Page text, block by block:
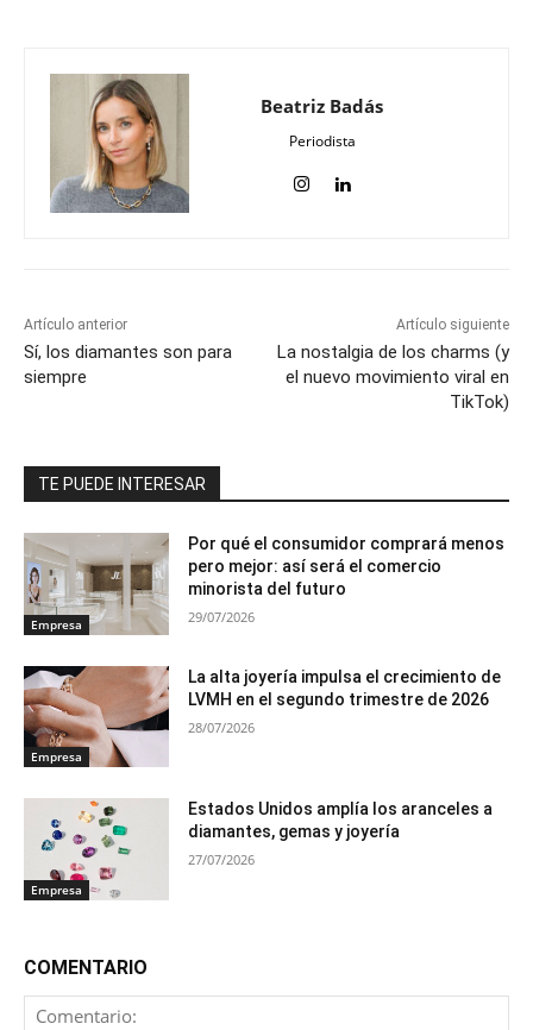
Beatriz Badás
Periodista
Artículo anterior
Sí, los diamantes son para
siempre
Artículo siguiente
La nostalgia de los charms (y
el nuevo movimiento viral en
TikTok)
TE PUEDE INTERESAR
Empresa
Por qué el consumidor comprará menos
pero mejor: así será el comercio
minorista del futuro
29/07/2026
Empresa
La alta joyería impulsa el crecimiento de
LVMH en el segundo trimestre de 2026
28/07/2026
Empresa
Estados Unidos amplía los aranceles a
diamantes, gemas y joyería
27/07/2026
COMENTARIO